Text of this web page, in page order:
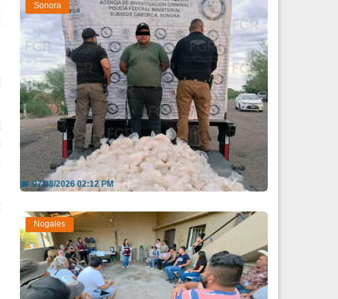
Sonora
Aseguran casi 197 kilos de metanfetamina en
vehículo de...
📅07/08/2026 02:12 PM
Nogales